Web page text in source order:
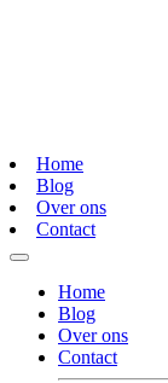
Home
Blog
Over ons
Contact
Home
Blog
Over ons
Contact